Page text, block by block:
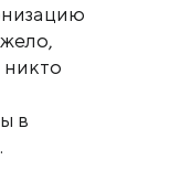
никто
в